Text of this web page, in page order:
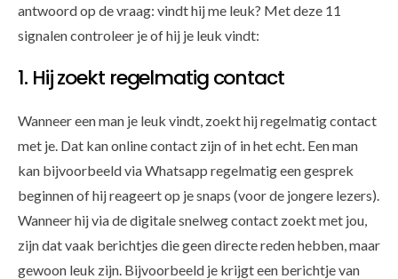
antwoord op de vraag: vindt hij me leuk? Met deze 11
signalen controleer je of hij je leuk vindt:
1. Hij zoekt regelmatig contact
Wanneer een man je leuk vindt, zoekt hij regelmatig contact
met je. Dat kan online contact zijn of in het echt. Een man
kan bijvoorbeeld via Whatsapp regelmatig een gesprek
beginnen of hij reageert op je snaps (voor de jongere lezers).
Wanneer hij via de digitale snelweg contact zoekt met jou,
zijn dat vaak berichtjes die geen directe reden hebben, maar
gewoon leuk zijn. Bijvoorbeeld je krijgt een berichtje van